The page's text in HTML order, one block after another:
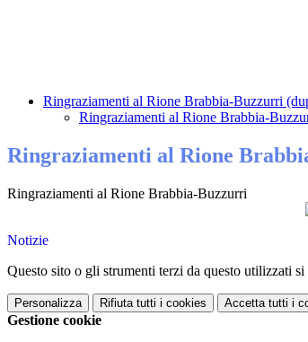
Ringraziamenti al Rione Brabbia-Buzzurri
Ringraziamenti al Rione Brabbia-
Ringraziamenti al Rione
Ringraziamenti al Rione Brabbia-Buzzurri
Notizie
Questo sito o gli strumenti terzi da questo utilizzati
Personalizza Rifiuta tutti i cookies Accetta tutti i
Gestione cookie